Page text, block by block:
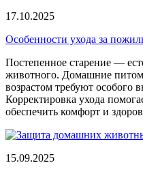
17.10.2025
Особенности ухода за
Постепенное старение —
животного. Домашние
возрастом требуют особого
Корректировка ухода
обеспечить комфорт и
15.09.2025